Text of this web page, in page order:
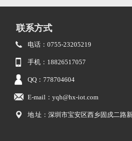
联系方式
电话：0755-23205219
手机：18826517057
QQ：778704604
E-mail：yqh@hx-iot.com
地 址：深圳市宝安区西乡固戍二路